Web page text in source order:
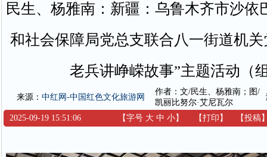
民生、杨雅南：新疆：乌鲁木齐市沙依
和社会保障局党总支联合八一街道机
老兵讲峥嵘故事”主题活动（
来源： 中红网-中国红色文化旅游网
作者：文/民生、杨雅南；图/
凯丽比努尔·艾尼瓦尔
2025-09-19 15:51:06 【字号 大 中 小】 【打印 】 【投稿